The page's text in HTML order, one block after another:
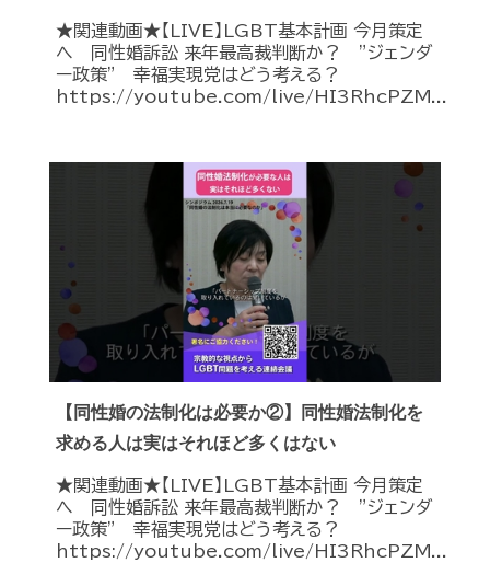
★関連動画★【LIVE】LGBT基本計画 今月策定
へ 同性婚訴訟 来年最高裁判断か？ ”ジェンダ
ー政策” 幸福実現党はどう考える？
https://youtube.com/live/HI3RhcPZM...
【同性婚の法制化は必要か②】同性婚法制化を
求める人は実はそれほど多くはない
★関連動画★【LIVE】LGBT基本計画 今月策定
へ 同性婚訴訟 来年最高裁判断か？ ”ジェンダ
ー政策” 幸福実現党はどう考える？
https://youtube.com/live/HI3RhcPZM...